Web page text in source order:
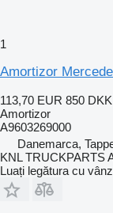
1
Amortizor
113,70 EUR 850 DKK
Amortizor
A9603269000
Danemarca,
KNL TRUCKPARTS
Luați legătura cu